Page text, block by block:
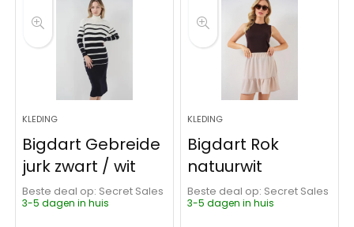
KLEDING
Bigdart Gebreide
jurk zwart / wit
Beste deal op:
Secret Sales
3-5 dagen in huis
KLEDING
Bigdart Rok
natuurwit
Beste deal op:
Secret Sales
3-5 dagen in huis